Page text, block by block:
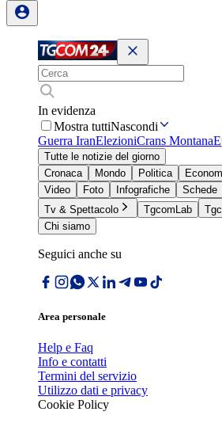
In evidenza
Mostra tuttiNascondi
Guerra IranElezioniCrans Montana
Tutte le notizie del giorno
Cronaca
Mondo Politica
Video
Foto Infografiche
Schede
Tv & Spettacolo
TgcomLab
Chi siamo
Seguici anche su
Area personale
Help e Faq
Info e contatti
Termini del servizio
Utilizzo dati e privacy
Cookie Policy